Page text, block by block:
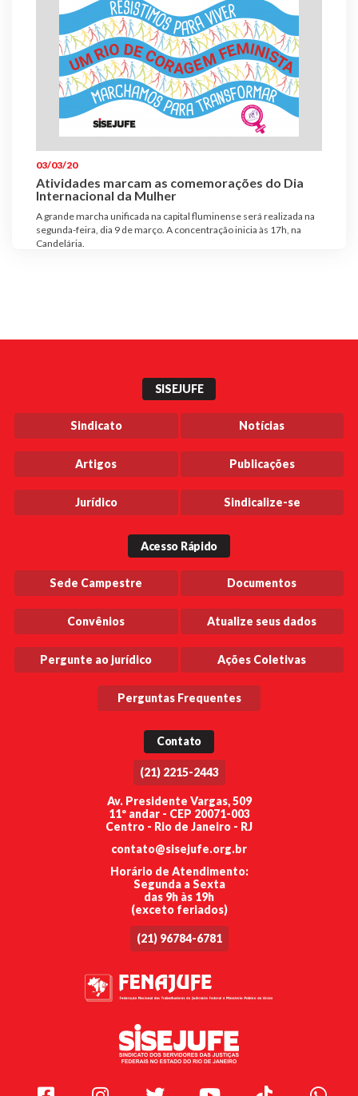
03/03/20
Atividades marcam as comemorações do Dia
Internacional da Mulher
A grande marcha unificada na capital fluminense será realizada na
segunda-feira, dia 9 de março. A concentração inicia às 17h, na
Candelária.
SISEJUFE
Sindicato Notícias
Artigos Publicações
Jurídico Sindicalize-se
Acesso Rápido
Sede Campestre Documentos
Convênios Atualize seus dados
Pergunte ao jurídico Ações Coletivas
Perguntas Frequentes
Contato
(21) 2215-2443
Av. Presidente Vargas, 509
11º andar - CEP 20071-003
Centro - Rio de Janeiro - RJ
contato@sisejufe.org.br
Horário de Atendimento:
Segunda a Sexta
das 9h às 19h
(exceto feriados)
(21) 96784-6781
Facebook Instagram Twitter Youtube TikTok